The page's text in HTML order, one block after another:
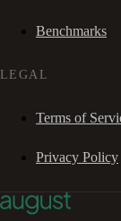
Benchmarks
LEGAL
Terms of
Privacy Policy